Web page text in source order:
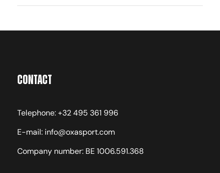
Contact
Telephone: +32 495 361 996
E-mail: info@oxasport.com
Company number: BE 1006.591.368